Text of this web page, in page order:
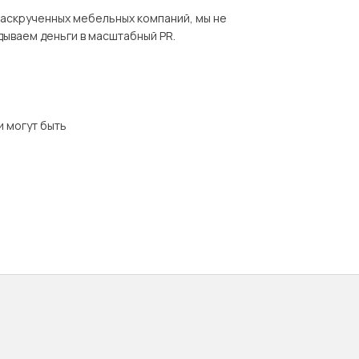
мебельных компаний, мы не
деньги в масштабный PR.
могут быть